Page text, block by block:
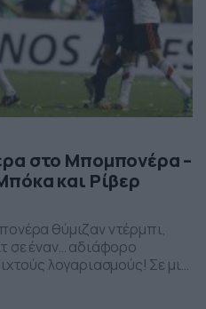
στο Μπομπονέρα –
και Ρίβερ
θύμιζαν ντέρμπι,
σε έναν… αδιάφορο
λογαριασμούς! Σε μια